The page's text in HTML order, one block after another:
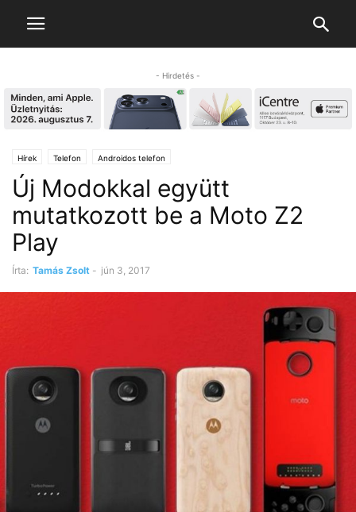
- Hirdetés -
Hírek Telefon Androidos telefon
Új Modokkal együtt
mutatkozott be a Moto Z2
Play
Írta: Tamás Zsolt - jún 3, 2017